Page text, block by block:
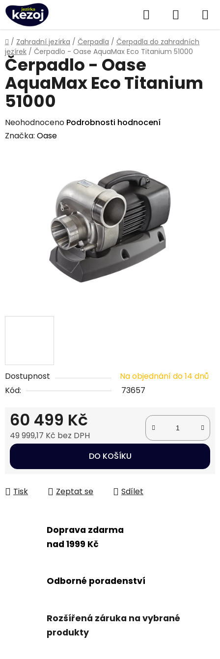
Přejít
na
obsah
Hledat
KOŠÍK
Domů
/ Zahradní jezírka / Čerpadla / Čerpadla do zahradních
jezírek / Čerpadlo - Oase AquaMax Eco Titanium 51000
Dostupnost
Na objednání do 14 dnů
Kód:
73657
60 499 Kč
49 999,17 Kč bez DPH
Měrná cena:
DO KOŠÍKU
Tisk Zeptat se Sdílet
Čerpadlo - Oase
AquaMax Eco Titanium
51000
Průměrné
hodnocení
Neohodnoceno Podrobnosti hodnocení
Značka: Oase
Doprava zdarma
nad 1999 Kč
Odborné poradenství
Rozšířená záruka na vybrané
produkty